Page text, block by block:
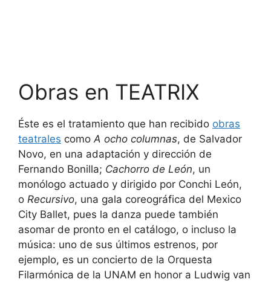
Obras en TEATRIX
Éste es el tratamiento que han recibido obras
teatrales comoA ocho columnas, de Salvador
Novo, en una adaptación y dirección de
Fernando Bonilla; Cachorro de León, un
monólogo actuado y dirigido por Conchi León,
o Recursivo, una gala coreográfica del Mexico
City Ballet, pues la danza puede también
asomar de pronto en el catálogo, o incluso la
música: uno de sus últimos estrenos, por
ejemplo, es un concierto de la Orquesta
Filarmónica de la UNAM en honor a Ludwig van